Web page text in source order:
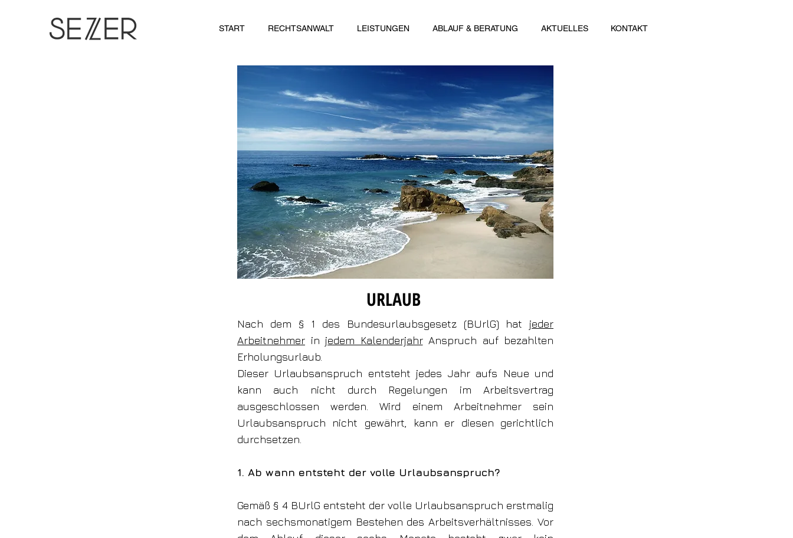
START RECHTSANWALT LEISTUNGEN ABLAUF & BERATUNG AKTUELLES KONTAKT
URLAUB
Nach dem § 1 des Bundesurlaubsgesetz (BUrlG) hat jeder
Arbeitnehmer in jedem KalenderjahrAnspruch auf bezahlten
Erholungsurlaub.
Dieser Urlaubsanspruch entsteht jedes Jahr aufs Neue und
kann auch nicht durch Regelungen im Arbeitsvertrag
ausgeschlossen werden. Wird einem Arbeitnehmer sein
Urlaubsanspruch nicht gewährt, kann er diesen gerichtlich
durchsetzen.
1. Ab wann entsteht der volle Urlaubsanspruch?
Gemäß § 4 BUrlG entsteht der volle Urlaubsanspruch erstmalig
nach sechsmonatigem Bestehen des Arbeitsverhältnisses. Vor